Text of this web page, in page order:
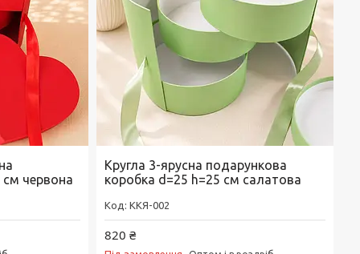
червона
Кругла 3-ярусна подарункова
коробка d=25 h=25 см салатова
ККЯ-002
820 ₴